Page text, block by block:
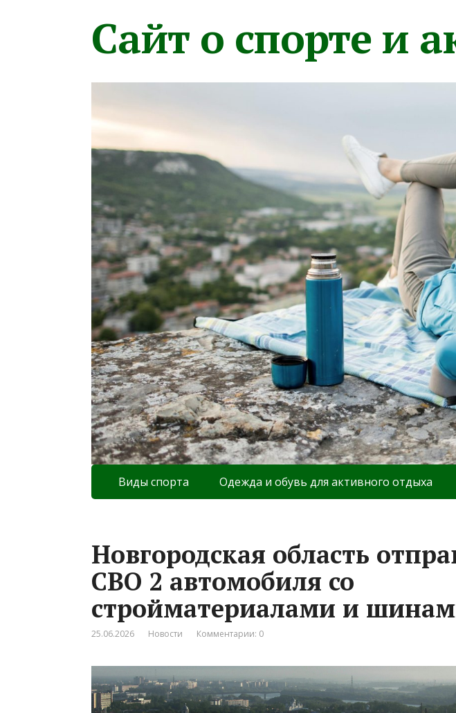
Сайт о спорте и
Виды спорта Одежда и обувь для активного отдыха
Новгородская область
СВО 2 автомобиля со
стройматериалами и
25.06.2026 Новости Комментарии: 0